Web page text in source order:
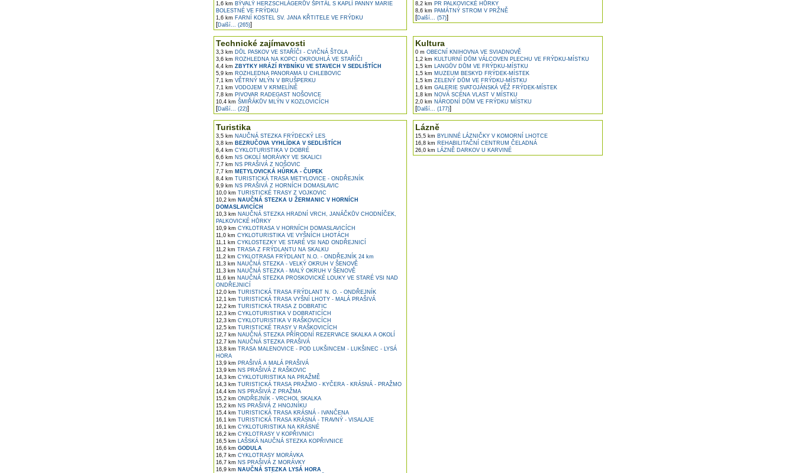
1,6 km BÝVALÝ HERZSCHLÁGERŮV ŠPITÁL S KAPLÍ PANNY MARIE
BOLESTNÉ VE FRÝDKU
1,6 km FARNÍ KOSTEL SV. JANA KŘTITELE VE FRÝDKU
[Další... (265)]
8,2 km PR PALKOVICKÉ HŮRKY
8,6 km PAMÁTNÝ STROM V PRŽNĚ
[Další... (57)]
Technické zajímavosti
3,3 km DŮL PASKOV VE STAŘÍČI - CVIČNÁ ŠTOLA
3,6 km ROZHLEDNA NA KOPCI OKROUHLÁ VE STAŘÍČI
4,4 km ZBYTKY HRÁZÍ RYBNÍKU VE STAVECH V SEDLIŠTÍCH
5,9 km ROZHLEDNA PANORAMA U CHLEBOVIC
7,1 km VĚTRNÝ MLÝN V BRUŠPERKU
7,1 km VODOJEM V KRMELÍNĚ
7,8 km PIVOVAR RADEGAST NOŠOVICE
10,4 km ŠMIŘÁKŮV MLÝN V KOZLOVICÍCH
[Další... (22)]
Kultura
0 m OBECNÍ KNIHOVNA VE SVIADNOVĚ
1,2 km KULTURNÍ DŮM VÁLCOVEN PLECHU VE FRÝDKU-MÍSTKU
1,5 km LANGŮV DŮM VE FRÝDKU-MÍSTKU
1,5 km MUZEUM BESKYD FRÝDEK-MÍSTEK
1,5 km ZELENÝ DŮM VE FRÝDKU-MÍSTKU
1,6 km GALERIE SVATOJÁNSKÁ VĚŽ FRÝDEK-MÍSTEK
1,8 km NOVÁ SCÉNA VLAST V MÍSTKU
2,0 km NÁRODNÍ DŮM VE FRÝDKU MÍSTKU
[Další... (177)]
Turistika
3,5 km NAUČNÁ STEZKA FRÝDECKÝ LES
3,8 km BEZRUČOVA VYHLÍDKA V SEDLIŠTÍCH
6,4 km CYKLOTURISTIKA V DOBRÉ
6,6 km NS OKOLÍ MORÁVKY VE SKALICI
7,7 km NS PRAŠIVÁ Z NOŠOVIC
7,7 km METYLOVICKÁ HŮRKA - ČUPEK
8,4 km TURISTICKÁ TRASA METYLOVICE - ONDŘEJNÍK
9,9 km NS PRAŠIVÁ Z HORNÍCH DOMASLAVIC
10,0 km TURISTICKÉ TRASY Z VOJKOVIC
10,2 km NAUČNÁ STEZKA U ŽERMANIC V HORNÍCH
DOMASLAVICÍCH
10,3 km NAUČNÁ STEZKA HRADNÍ VRCH, JANÁČKŮV CHODNÍČEK,
PALKOVICKÉ HŮRKY
10,9 km CYKLOTRASA V HORNÍCH DOMASLAVICÍCH
11,0 km CYKLOTURISTIKA VE VYŠNÍCH LHOTÁCH
11,1 km CYKLOSTEZKY VE STARÉ VSI NAD ONDŘEJNICÍ
11,2 km TRASA Z FRÝDLANTU NA SKALKU
11,2 km CYKLOTRASA FRÝDLANT N.O. - ONDŘEJNÍK 24 km
11,3 km NAUČNÁ STEZKA - VELKÝ OKRUH V ŠENOVĚ
11,3 km NAUČNÁ STEZKA - MALÝ OKRUH V ŠENOVĚ
11,6 km NAUČNÁ STEZKA PROSKOVICKÉ LOUKY VE STARÉ VSI NAD
ONDŘEJNICÍ
12,0 km TURISTICKÁ TRASA FRÝDLANT N. O. - ONDŘEJNÍK
12,1 km TURISTICKÁ TRASA VYŠNÍ LHOTY - MALÁ PRAŠIVÁ
12,2 km TURISTICKÁ TRASA Z DOBRATIC
12,3 km CYKLOTURISTIKA V DOBRATICÍCH
12,3 km CYKLOTURISTIKA V RAŠKOVICÍCH
12,5 km TURISTICKÉ TRASY V RAŠKOVICÍCH
12,7 km NAUČNÁ STEZKA PŘÍRODNÍ REZERVACE SKALKA A OKOLÍ
12,7 km NAUČNÁ STEZKA PRAŠIVÁ
13,8 km TRASA MALENOVICE - POD LUKŠINCEM - LUKŠINEC - LYSÁ
HORA
13,9 km PRAŠIVÁ A MALÁ PRAŠIVÁ
13,9 km NS PRAŠIVÁ Z RAŠKOVIC
14,3 km CYKLOTURISTIKA NA PRAŽMĚ
14,3 km TURISTICKÁ TRASA PRAŽMO - KYČERA - KRÁSNÁ - PRAŽMO
14,4 km NS PRAŠIVÁ Z PRAŽMA
15,2 km ONDŘEJNÍK - VRCHOL SKALKA
15,2 km NS PRAŠIVÁ Z HNOJNÍKU
15,4 km TURISTICKÁ TRASA KRÁSNÁ - IVANČENA
16,1 km TURISTICKÁ TRASA KRÁSNÁ - TRAVNÝ - VISALAJE
16,1 km CYKLOTURISTIKA NA KRÁSNÉ
16,2 km CYKLOTRASY V KOPŘIVNICI
16,5 km LAŠSKÁ NAUČNÁ STEZKA KOPŘIVNICE
16,6 km GODULA
16,7 km CYKLOTRASY MORÁVKA
16,7 km NS PRAŠIVÁ Z MORÁVKY
16,9 km NAUČNÁ STEZKA LYSÁ HORA
Lázně
15,5 km BYLINNÉ LÁZNIČKY V KOMORNÍ LHOTCE
16,8 km REHABILITAČNÍ CENTRUM ČELADNÁ
26,0 km LÁZNĚ DARKOV U KARVINÉ